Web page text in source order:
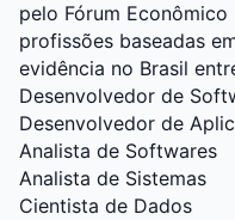
pelo Fórum Econômico
profissões baseadas
evidência no Brasil
Desenvolvedor de
Desenvolvedor de
Analista de Softwares
Analista de Sistemas
Cientista de Dados